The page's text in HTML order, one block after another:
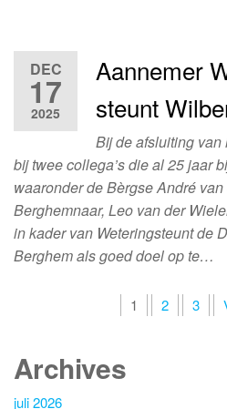
DEC
17
2025
Aannemer
steunt
Bij de afsluiting
bij twee collega’s die al 25 jaar
waaronder de Bèrgse André
Berghemnaar, Leo van der
in kader van Weteringsteunt de
Berghem als goed doel op te…
Berichten1 2 3
Archives
juli 2026